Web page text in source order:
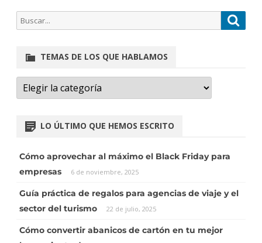
TEMAS DE LOS QUE HABLAMOS
LO ÚLTIMO QUE HEMOS ESCRITO
Cómo aprovechar al máximo el Black Friday para
empresas
6 de noviembre, 2025
Guía práctica de regalos para agencias de viaje y el
sector del turismo
22 de julio, 2025
Cómo convertir abanicos de cartón en tu mejor
Ángela (Asistente virtual)
hoy?
Envíanos un mensaje
Normalmente respondemos en menos de un minuto.